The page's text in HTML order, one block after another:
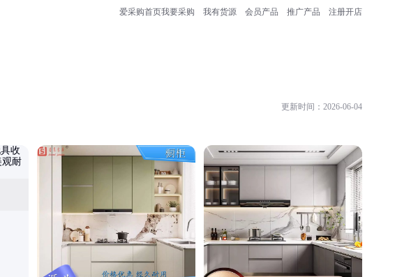
爱采购首页我要采购 我有货源 会员产品 推广产品 注册开店
更新时间：2026-06-04